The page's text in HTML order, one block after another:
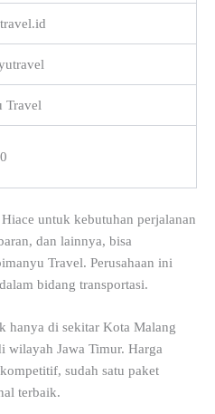
Travel
untuk kebutuhan perjalanan
dan lainnya, bisa
Travel. Perusahaan ini
bidang transportasi.
hanya di sekitar Kota Malang
wilayah Jawa Timur. Harga
sudah satu paket
terbaik.